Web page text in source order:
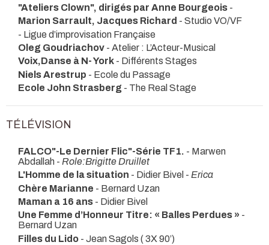
"Ateliers Clown", dirigés par Anne Bourgeois -
Marion Sarrault, Jacques Richard - Studio VO/VF
- Ligue d’improvisation Française
Oleg Goudriachov - Atelier : L’Acteur-Musical
Voix,Danse à N- York - Différents Stages
Niels Arestrup - Ecole du Passage
Ecole John Strasberg - The Real Stage
TÉLÉVISION
FALCO"-Le Dernier Flic"-Série TF1. - Marwen
Abdallah - Role:Brigitte Druillet
L'Homme de la situation - Didier Bivel - Erica
Chère Marianne - Bernard Uzan
Maman a 16 ans - Didier Bivel
Une Femme d’Honneur Titre: « Balles Perdues » -
Bernard Uzan
Filles du Lido - Jean Sagols ( 3X 90’)